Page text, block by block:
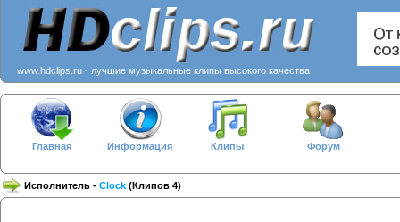
www.hdclips.ru - лучшие музыкальные клипы высокого качества
Главная Информация Клипы Форум
Исполнитель - Clock (Клипов 4)